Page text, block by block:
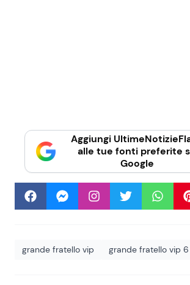
Aggiungi
alle tue fonti preferite
Google
grande fratello vip grande fratello vip 6